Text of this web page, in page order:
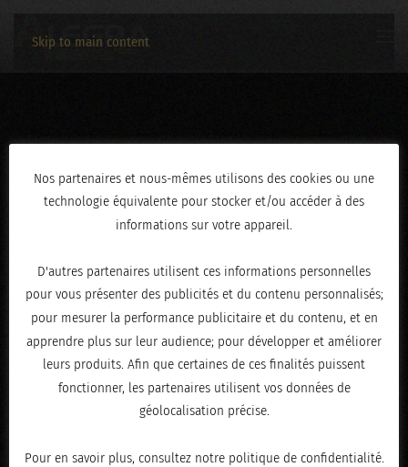
Skip to main content
AN0A2325
ÉCRIT LEJANVIER 20, 2026 .
Nos partenaires et nous-mêmes utilisons des cookies ou une
technologie équivalente pour stocker et/ou accéder à des
informations sur votre appareil.
D'autres partenaires utilisent ces informations personnelles
pour vous présenter des publicités et du contenu personnalisés;
pour mesurer la performance publicitaire et du contenu, et en
apprendre plus sur leur audience; pour développer et améliorer
leurs produits. Afin que certaines de ces finalités puissent
fonctionner, les partenaires utilisent vos données de
géolocalisation précise.
Pour en savoir plus, consultez notre politique de confidentialité.